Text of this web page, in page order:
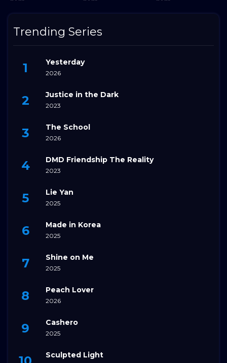
Trending Series
Yesterday
2026
Justice in the Dark
2023
The School
2026
DMD Friendship The Reality
2023
Lie Yan
2025
Made in Korea
2025
Shine on Me
2025
Peach Lover
2026
Cashero
2025
Sculpted Light